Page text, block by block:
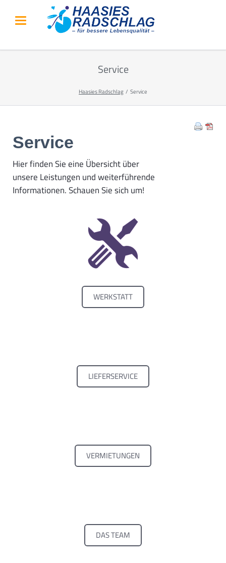
Service
Haasies Radschlag Service
Service
Hier finden Sie eine Übersicht über
unsere Leistungen und weiterführende
Informationen. Schauen Sie sich um!
WERKSTATT
LIEFERSERVICE
VERMIETUNGEN
DAS TEAM